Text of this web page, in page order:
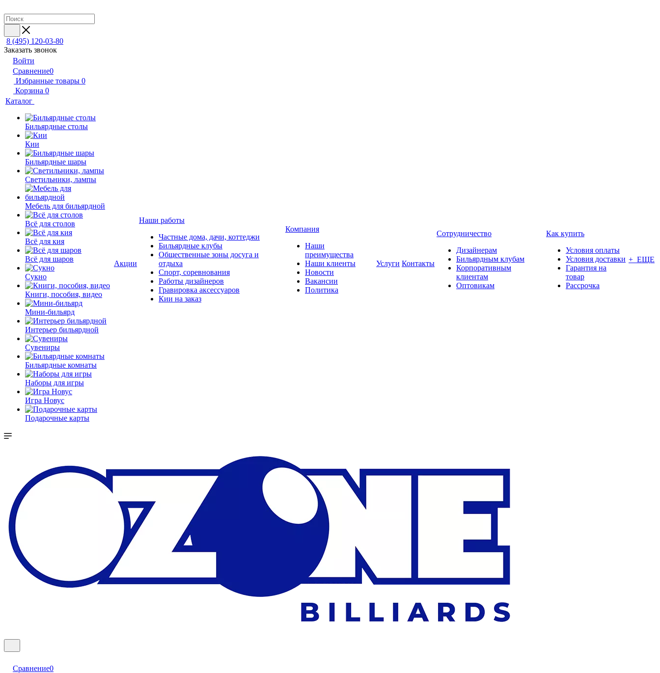
8 (495) 120-03-80
Заказать звонок
Войти
Сравнение0
Избранные товары 0
Корзина 0
Каталог
Бильярдные столы
Кии
Бильярдные шары
Светильники, лампы
Мебель для бильярдной
Всё для столов
Всё для кия
Всё для шаров
Сукно
Книги, пособия, видео
Мини-бильярд
Интерьер бильярдной
Сувениры
Бильярдные комнаты
Наборы для игры
Игра Новус
Подарочные карты
Акции
Наши работы
Частные дома, дачи, коттеджи
Бильярдные клубы
Общественные зоны досуга и
отдыха
Спорт, соревнования
Работы дизайнеров
Гравировка аксессуаров
Кии на заказ
Компания
Наши
преимущества
Наши клиенты
Новости
Вакансии
Политика
Услуги Контакты
Сотрудничество
Дизайнерам
Бильярдным клубам
Корпоративным
клиентам
Оптовикам
Как купить
Условия оплаты
Условия доставки
Гарантия на
товар
Рассрочка
+ ЕЩЕ
Сравнение0